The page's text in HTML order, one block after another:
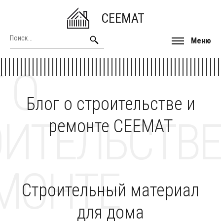
CEEMAT
Меню
Блог о строительстве и
ремонте CEEMAT
О
Строительный материал
для дома